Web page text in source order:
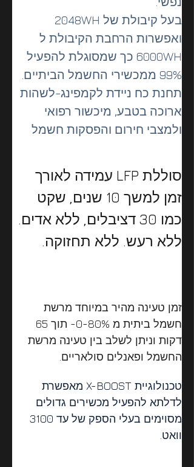
ואפשרות הרחבת הקיבולת ל
6000WH כך שמסוגלת להפעיל
99% ממכשירי החשמל הביתיים.
תחנת כח ניידת לקמפינג-לשהות
ארוכה בטבע, מיכשור רפואי
ולמצבי חירום והפסקות חשמל
סוללת LFP עמידה לאורך
זמן למשך 10 שנים, שקט
כמו 30 דציבלים, ללא אדים.
ללא רעש. ללא תחזוקה.
זמן טעינה מהיר במיוחד מרשת
דקות וניתן לשלב בין טעינה מרשת
החשמל ופאנלים סולאריים.
טכנולוגיית X-BOOST מאפשרת
לדלתא להפעיל מכשירים גדולים
וואט.